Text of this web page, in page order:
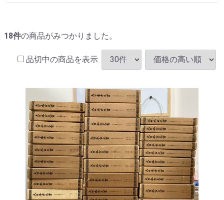
18件の商品がみつかりました。
品切中の商品を表示